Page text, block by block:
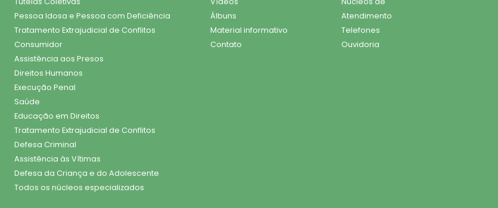
Pessoa Idosa e Pessoa com Deficiência
Tratamento Extrajudicial de Conflitos
Consumidor
Assistência aos Presos
Direitos Humanos
Execução Penal
Saúde
Educação em Direitos
Tratamento Extrajudicial de Conflitos
Defesa Criminal
Assistência às Vítimas
Defesa da Criança e do Adolescente
Todos os núcleos especializados
Álbuns
Material informativo
Contato
Atendimento
Telefones
Ouvidoria